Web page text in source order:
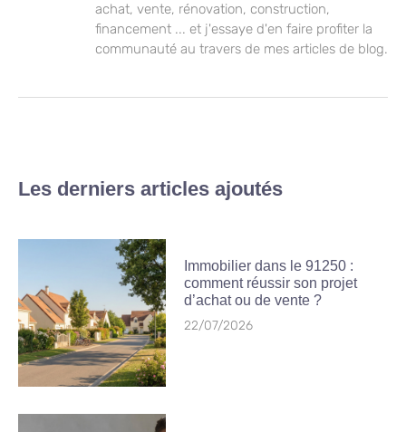
achat, vente, rénovation, construction,
financement ... et j'essaye d'en faire profiter la
communauté au travers de mes articles de blog.
Les derniers articles ajoutés
Immobilier dans le 91250 :
comment réussir son projet
d’achat ou de vente ?
22/07/2026